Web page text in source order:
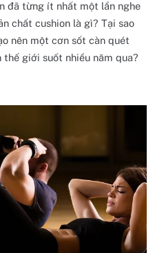
đã từng ít nhất một lần nghe
chất cushion là gì? Tại sao
nên một cơn sốt càn quét
giới suốt nhiều năm qua?